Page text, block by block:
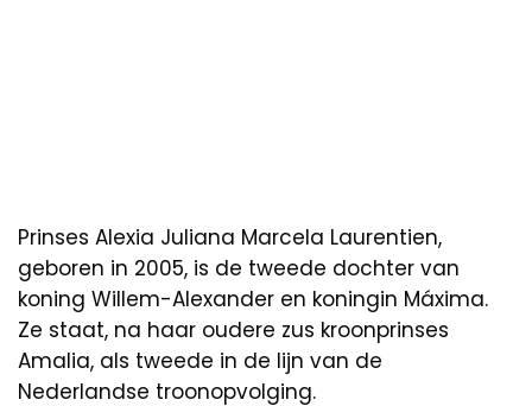
Prinses Alexia Juliana Marcela Laurentien,
geboren in 2005, is de tweede dochter van
koning Willem-Alexander en koningin Máxima.
Ze staat, na haar oudere zus kroonprinses
Amalia, als tweede in de lijn van de
Nederlandse troonopvolging.